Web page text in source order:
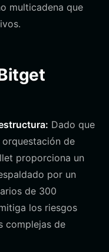
multicadena que
Dado que
de
proporciona un
por un
de 300
los riesgos
complejas de